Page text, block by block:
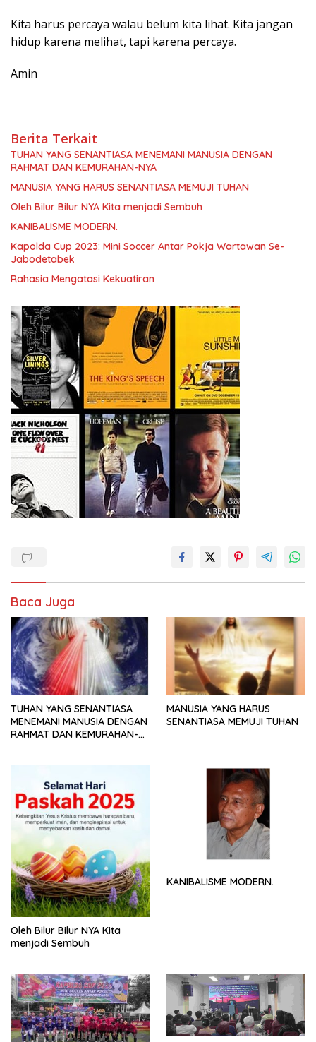
Kita harus percaya walau belum kita lihat. Kita jangan
hidup karena melihat, tapi karena percaya.
Amin
Berita Terkait
TUHAN YANG SENANTIASA MENEMANI MANUSIA DENGAN
RAHMAT DAN KEMURAHAN-NYA
MANUSIA YANG HARUS SENANTIASA MEMUJI TUHAN
Oleh Bilur Bilur NYA Kita menjadi Sembuh
KANIBALISME MODERN.
Kapolda Cup 2023: Mini Soccer Antar Pokja Wartawan Se-
Jabodetabek
Rahasia Mengatasi Kekuatiran
Baca Juga
TUHAN YANG SENANTIASA
MENEMANI MANUSIA DENGAN
RAHMAT DAN KEMURAHAN-
MANUSIA YANG HARUS
SENANTIASA MEMUJI TUHAN
Oleh Bilur Bilur NYA Kita
menjadi Sembuh
KANIBALISME MODERN.